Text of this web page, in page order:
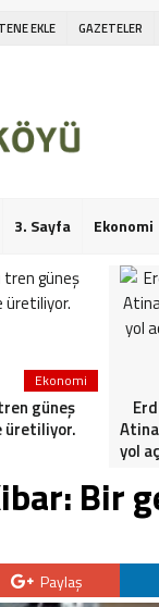
EKLE GAZETELER
3. Sayfa Ekonomi
Ekonomi
güneş
üretiliyor.
yol
Bir
Paylaş